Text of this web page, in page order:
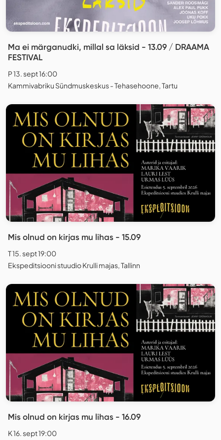
Ma ei märganudki, millal sa läksid - 13.09 / DRAAMA
FESTIVAL
P 13. sept 16:00
Kammivabriku Sündmuskeskus - Tehasehoone, Tartu
Mis olnud on kirjas mu lihas - 15.09
T 15. sept 19:00
Ekspeditsiooni stuudio Krulli majas, Tallinn
Mis olnud on kirjas mu lihas - 16.09
K 16. sept 19:00